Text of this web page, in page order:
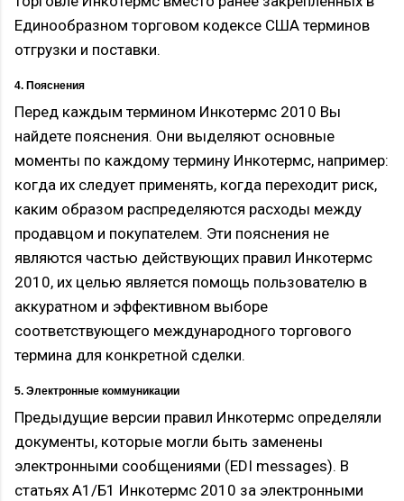
Единообразном торговом кодексе США терминов
отгрузки и поставки.
4. Пояснения
Перед каждым термином Инкотермс 2010 Вы
найдете пояснения. Они выделяют основные
моменты по каждому термину Инкотермс, например:
когда их следует применять, когда переходит риск,
каким образом распределяются расходы между
продавцом и покупателем. Эти пояснения не
являются частью действующих правил Инкотермс
2010, их целью является помощь пользователю в
аккуратном и эффективном выборе
соответствующего международного торгового
термина для конкретной сделки.
5. Электронные коммуникации
Предыдущие версии правил Инкотермс определяли
документы, которые могли быть заменены
электронными сообщениями (EDI messages). В
статьях А1/Б1 Инкотермс 2010 за электронными